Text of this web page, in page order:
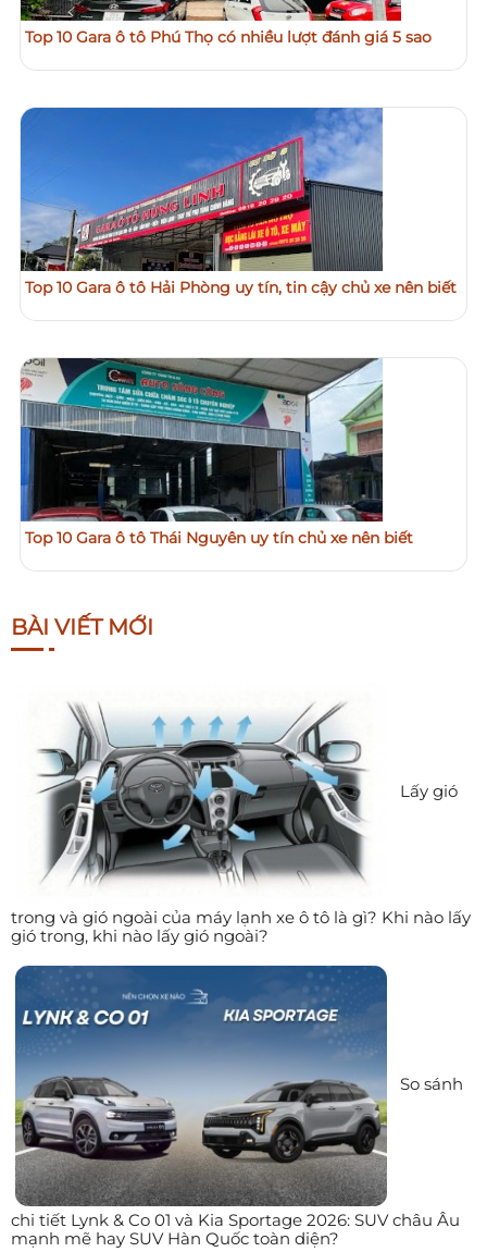
Top 10 Gara ô tô Phú Thọ có nhiều lượt đánh giá 5 sao
Top 10 Gara ô tô Hải Phòng uy tín, tin cậy chủ xe nên biết
Top 10 Gara ô tô Thái Nguyên uy tín chủ xe nên biết
BÀI VIẾT MỚI
Lấy gió
trong và gió ngoài của máy lạnh xe ô tô là gì? Khi nào lấy
gió trong, khi nào lấy gió ngoài?
So sánh
chi tiết Lynk & Co 01 và Kia Sportage 2026: SUV châu Âu
mạnh mẽ hay SUV Hàn Quốc toàn diện?